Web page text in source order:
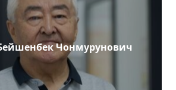
Чонмурунович